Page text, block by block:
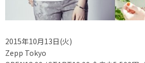
2015年10月13日(火)
Zepp Tokyo